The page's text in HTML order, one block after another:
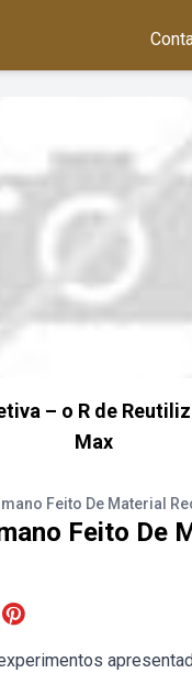
– o R de
Max
Feito De Material
Feito De